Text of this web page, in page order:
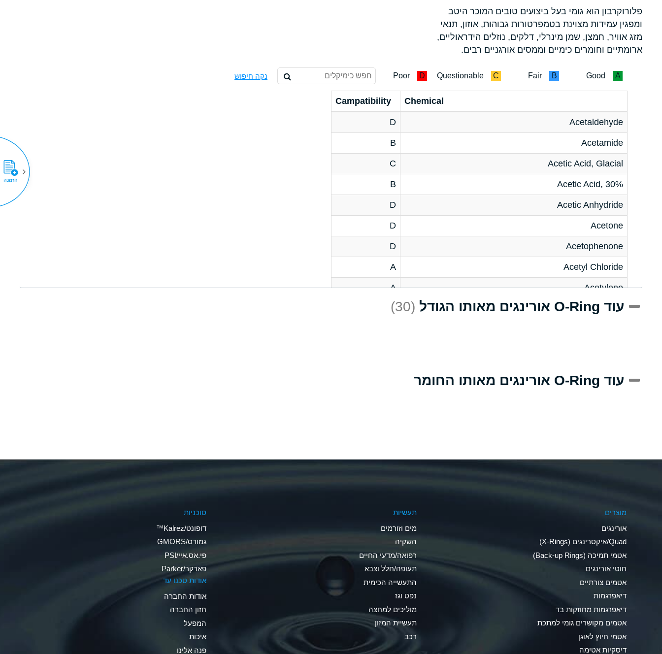
פלורוקרבון הוא גומי בעל ביצועים טובים המוכר היטב
ומפגין עמידות מצוינת בטמפרטורות גבוהות, אוזון, תנאי
מזג אוויר, חמצן, שמן מינרלי, דלקים, נוזלים הידראוליים,
ארומתיים וחומרים כימיים וממסים אורגניים רבים.
A
Good
B
Fair
C
Questionable
D
Poor נקה חיפוש
Chemical
Campatibility
Acetaldehyde
D
Acetamide
B
Acetic Acid, Glacial
C
Acetic Acid, 30%
B
Acetic Anhydride
D
Acetone
D
Acetophenone
D
Acetyl Chloride
A
Acetylene
A
Acrlylonitrile
C
Aluminum Acetate (Aqueous)
Ammonia Anhydrous
D
Ammonia Gas (hot)
D
Ammonium Carbonate (Aqueous)
Ammonium Chloride (Aqueous)
A
Ammonium Hydroxide (conc.)
B
Ammonium Nitrate (Aqueous)
עוד O-Ring אורינגים מאותו הגודל (30)
עוד O-Ring אורינגים מאותו החומר
מוצרים
אורינגים
Quad/איקסרינגים (X-Rings)
אטמי תמיכה (Back-up Rings)
חוטי אורינגים
אטמים צורתיים
דיאפרגמות
דיאפרגמות מחוזקות בד
אטמים מקושרים גומי למתכת
אטמי חיוץ לאוגן
דיסקיות אטימה
תעשיות
מים וזורמים
השקיה
רפואה/מדעי החיים
תעופה/חלל וצבא
התעשייה הכימית
נפט וגז
מוליכים למחצה
תעשיית המזון
רכב
סוכניות
דופונט/Kalrez™
גמורס/GMORS
פי.אס.איי/PSI
פארקר/Parker
אודות טכנו עד
אודות החברה
חזון החברה
המפעל
איכות
פנה אלינו
הזמנה